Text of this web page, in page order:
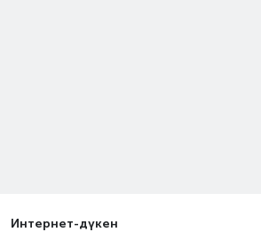
Интернет-дүкен